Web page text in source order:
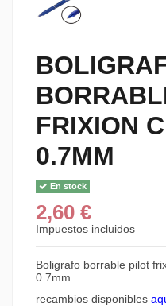
FRIXION
0.7MM
En stock
2,60 €
Impuestos incluidos
Boligrafo borrable pilot
0.7mm
recambios disponibles